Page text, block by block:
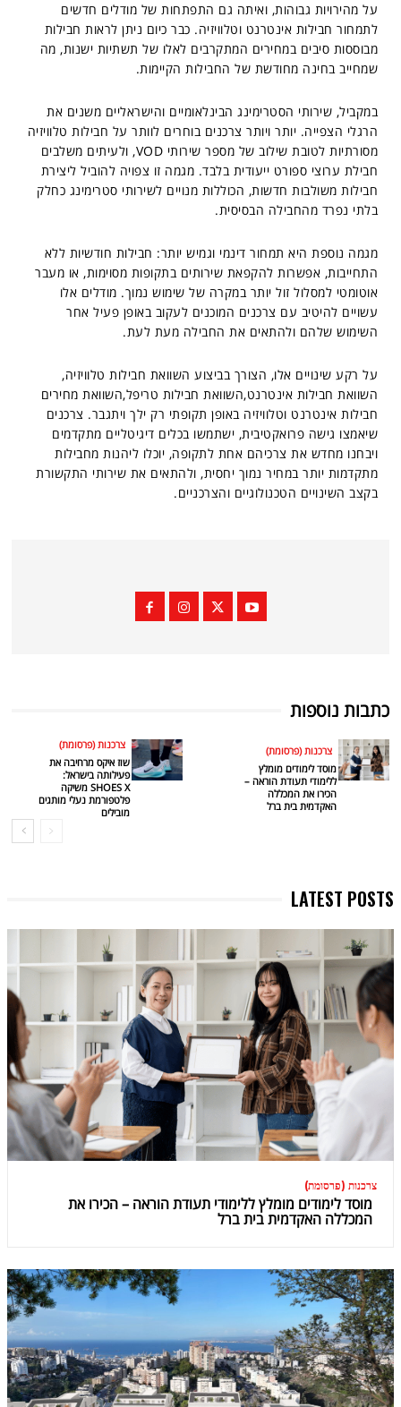
על מהירויות גבוהות, ואיתה גם התפתחות של מודלים חדשים
לתמחור חבילות אינטרנט וטלוויזיה. כבר כיום ניתן לראות חבילות
מבוססות סיבים במחירים המתקרבים לאלו של תשתיות ישנות, מה
שמחייב בחינה מחודשת של החבילות הקיימות.
במקביל, שירותי הסטרימינג הבינלאומיים והישראליים משנים את
הרגלי הצפייה. יותר ויותר צרכנים בוחרים לוותר על חבילות טלוויזיה
מסורתיות לטובת שילוב של מספר שירותי VOD, ולעיתים משלבים
חבילת ערוצי ספורט ייעודית בלבד. מגמה זו צפויה להוביל ליצירת
חבילות משולבות חדשות, הכוללות מנויים לשירותי סטרימינג כחלק
בלתי נפרד מהחבילה הבסיסית.
מגמה נוספת היא תמחור דינמי וגמיש יותר: חבילות חודשיות ללא
התחייבות, אפשרות להקפאת שירותים בתקופות מסוימות, או מעבר
אוטומטי למסלול זול יותר במקרה של שימוש נמוך. מודלים אלו
עשויים להיטיב עם צרכנים המוכנים לעקוב באופן פעיל אחר
השימוש שלהם ולהתאים את החבילה מעת לעת.
על רקע שינויים אלו, הצורך בביצוע השוואת חבילות טלוויזיה,
השוואת חבילות אינטרנט,השוואת חבילות טריפל,השוואת מחירים
חבילות אינטרנט וטלוויזיה באופן תקופתי רק ילך ויתגבר. צרכנים
שיאמצו גישה פרואקטיבית, ישתמשו בכלים דיגיטליים מתקדמים
ויבחנו מחדש את צרכיהם אחת לתקופה, יוכלו ליהנות מחבילות
מתקדמות יותר במחיר נמוך יחסית, ולהתאים את שירותי התקשורת
בקצב השינויים הטכנולוגיים והצרכניים.
כתבות נוספות
צרכנות (פרסומת)
מוסד לימודים מומלץ
ללימודי תעודת הוראה –
הכירו את המכללה
האקדמית בית ברל
צרכנות (פרסומת)
שוז איקס מרחיבה את
פעילותה בישראל:
SHOES X משיקה
פלטפורמת נעלי מותגים
מובילים
LATEST POSTS
צרכנות (פרסומת)
מוסד לימודים מומלץ ללימודי תעודת הוראה – הכירו את
המכללה האקדמית בית ברל